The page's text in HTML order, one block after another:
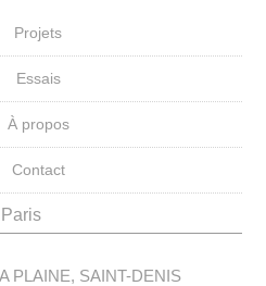
Projets
Essais
À propos
Contact
PLAINE, SAINT-DENIS